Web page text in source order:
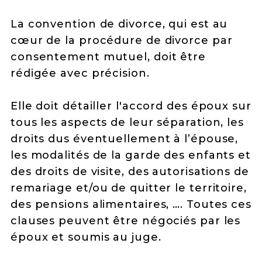
La convention de divorce, qui est au
cœur de la procédure de divorce par
consentement mutuel, doit être
rédigée avec précision.
Elle doit détailler l'accord des époux sur
tous les aspects de leur séparation, les
droits dus éventuellement à l’épouse,
les modalités de la garde des enfants et
des droits de visite, des autorisations de
remariage et/ou de quitter le territoire,
des pensions alimentaires, …. Toutes ces
clauses peuvent être négociés par les
époux et soumis au juge.